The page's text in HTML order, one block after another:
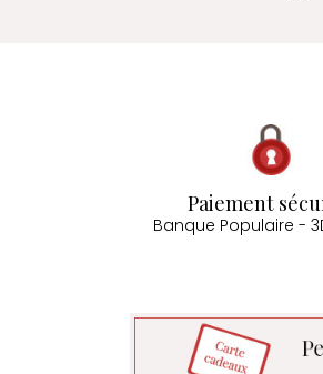
Paiement
Banque Populaire -